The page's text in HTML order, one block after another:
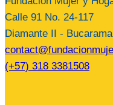
Calle 91 No. 24-117
Diamante II -
(+57) 318 3381508